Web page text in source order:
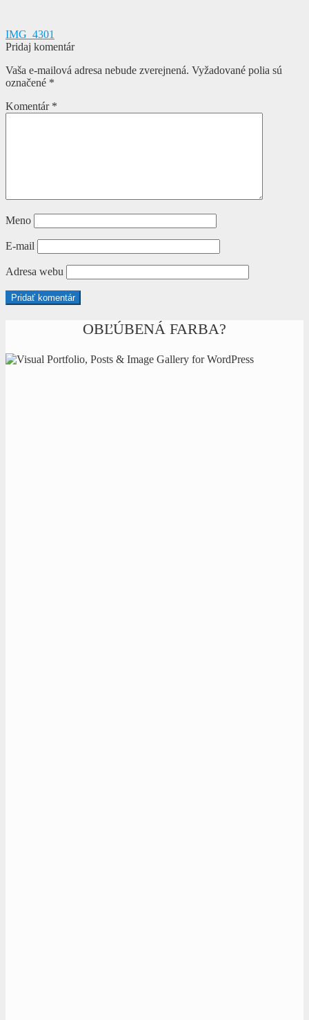
Navigácia
v
článku
Predchádzajúci
článok:
IMG_4301
Pridaj komentár
Vaša e-mailová adresa nebude zverejnená. Vyžadované polia sú
označené *
Komentár *
Meno
E-mail
Adresa webu
OBĽÚBENÁ FARBA?